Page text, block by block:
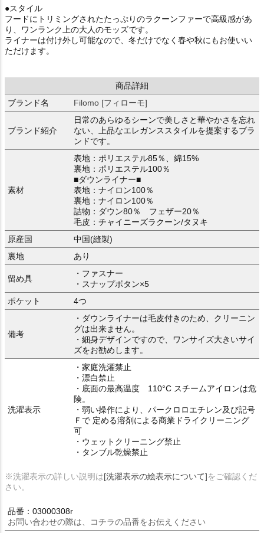
●スタイル
フードにトリミングされたたっぷりのラクーンファーで高級感があ
り、ワンランク上の大人のモッズです。
ライナーは付け外し可能なので、冬だけでなく春や秋にもお使いい
ただけます。
商品詳細
ブランド名
Filomo [フィローモ]
ブランド紹介
日常のあらゆるシーンで美しさと華やかさを忘れ
ない、上品なエレガンススタイルを提案するブラ
ンドです。
素材
表地：ポリエステル85％、綿15%
裏地：ポリエステル100％
■ダウンライナー■
表地：ナイロン100％
裏地：ナイロン100％
詰物：ダウン80％ フェザー20％
毛皮：チャイニーズラクーン/タヌキ
原産国
中国(縫製)
裏地
あり
留め具
・ファスナー
・スナップボタン×5
ポケット
4つ
備考
・ダウンライナーは毛皮付きのため、クリーニン
グは出来ません。
・細身デザインですので、ワンサイズ大きいサイ
ズをお勧めします。
洗濯表示
・家庭洗濯禁止
・漂白禁止
・底面の最高温度 110°C スチームアイロンは危
険。
・弱い操作により、パークロロエチレン及び記号
Ｆで 定める溶剤による商業ドライクリーニング
可
・ウェットクリーニング禁止
・タンブル乾燥禁止
※洗濯表示の詳しい説明は[洗濯表示の絵表示について]をご確認くだ
さい。
品番：03000308r
お問い合わせの際は、コチラの品番をお伝えください